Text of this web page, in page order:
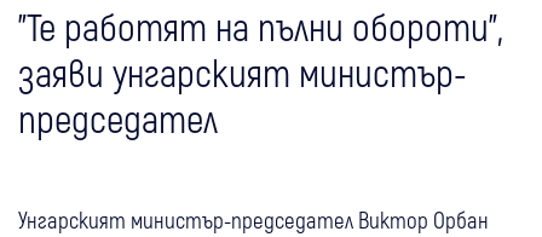
"Те работят на пълни обороти",
заяви унгарският министър-
председател
Унгарският министър-председател Виктор Орбан